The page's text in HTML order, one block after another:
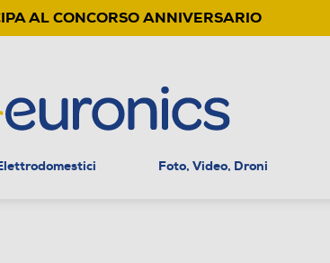
AL CONCORSO ANNIVERSARIO
Foto, Video, Droni